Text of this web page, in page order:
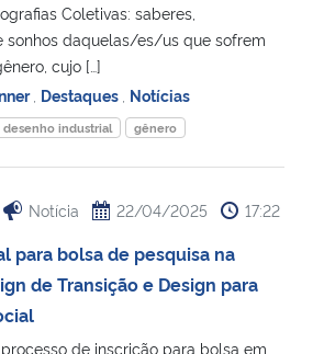
Coletivas: saberes,
sonhos daquelas/es/us que sofrem
cujo […]
Destaques Notícias
desenho industrial gênero
Notícia 22/04/2025 17:22
para bolsa de pesquisa na
de Transição e Design para
de inscrição para bolsa em